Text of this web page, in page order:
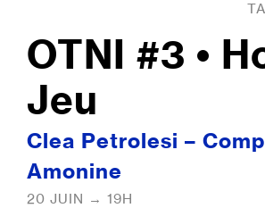
OTNI #3 •
Jeu
Clea Petrolesi –
Amonine
20 JUIN → 19H